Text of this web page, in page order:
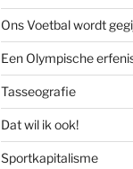
Ons Voetbal wordt
Een Olympische
Tasseografie
Dat wil ik ook!
Sportkapitalisme